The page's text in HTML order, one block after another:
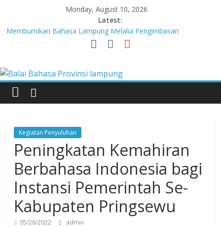
content
Monday, August 10, 2026
Latest:
Membumikan Bahasa Lampung Melalui Pengimbasan
Revitalisasi Bahasa Daerah
Lebih dari 5,5 Juta Buku Bacaan Bermutu Dikirim untuk Perkuat
Literasi Anak Indonesia
Tingkatkan Kolaborasi Melalui Festival Literasi Lampung
Babak Final Festival Musikalisasi Puisi Kembali Digelar
Balai
Bahasa
Provinsi
lampung
Badan
Pengembangan
dan
Pembinaan
Bahasa
Kegiatan Penyuluhan
Peningkatan Kemahiran
Berbahasa Indonesia bagi
Instansi Pemerintah Se-
Kabupaten Pringsewu
05/26/2022 admin